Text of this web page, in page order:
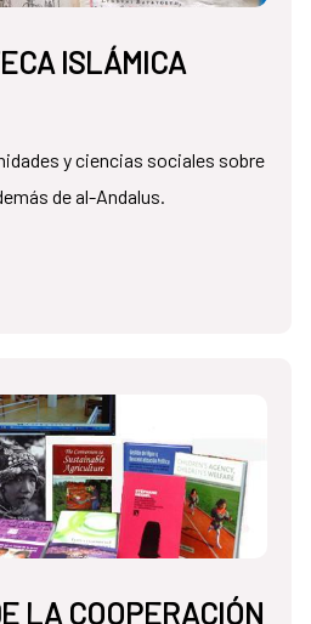
ISLÁMICA
y ciencias sociales sobre
de al-Andalus.
LA COOPERACIÓN